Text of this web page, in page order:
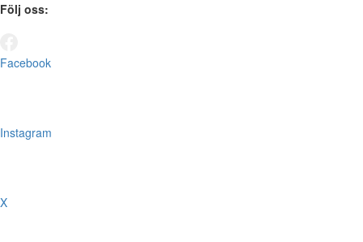
Följ oss:
Facebook
Instagram
X